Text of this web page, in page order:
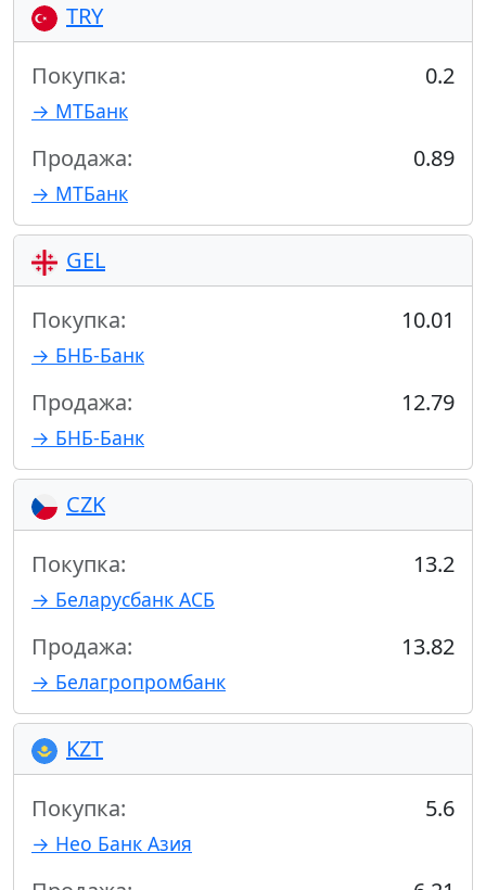
TRY
Покупка: 0.2
→ МТБанк
Продажа: 0.89
→ МТБанк
GEL
Покупка: 10.01
→ БНБ-Банк
Продажа: 12.79
→ БНБ-Банк
CZK
Покупка: 13.2
→ Беларусбанк АСБ
Продажа: 13.82
→ Белагропромбанк
KZT
Покупка: 5.6
→ Нео Банк Азия